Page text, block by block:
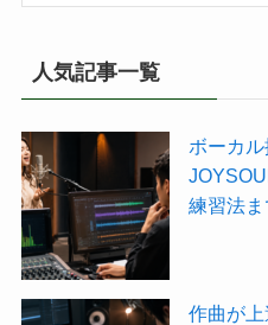
人気記事一覧
ボーカ
練習法
作曲が